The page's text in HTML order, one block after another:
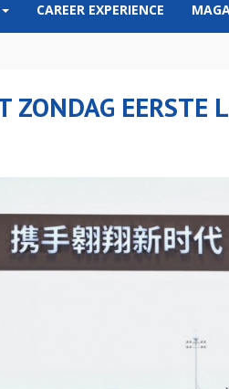
CAREER EXPERIENCE
ZONDAG EERSTE